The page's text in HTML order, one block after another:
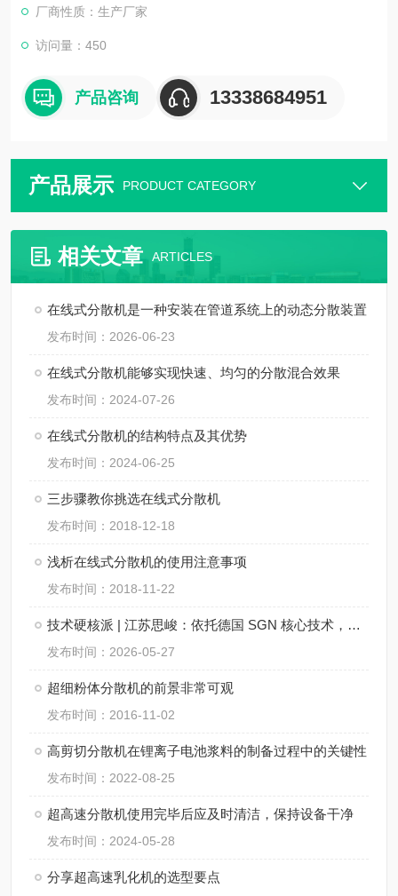
厂商性质：生产厂家
访问量：450
产品咨询 13338684951
产品展示 PRODUCT CATEGORY
相关文章 ARTICLES
在线式分散机是一种安装在管道系统上的动态分散装置
发布时间：2026-06-23
在线式分散机能够实现快速、均匀的分散混合效果
发布时间：2024-07-26
在线式分散机的结构特点及其优势
发布时间：2024-06-25
三步骤教你挑选在线式分散机
发布时间：2018-12-18
浅析在线式分散机的使用注意事项
发布时间：2018-11-22
技术硬核派 | 江苏思峻：依托德国 SGN 核心技术，重新定义在线式乳化机行业新标杆！
发布时间：2026-05-27
超细粉体分散机的前景非常可观
发布时间：2016-11-02
高剪切分散机在锂离子电池浆料的制备过程中的关键性
发布时间：2022-08-25
超高速分散机使用完毕后应及时清洁，保持设备干净
发布时间：2024-05-28
分享超高速乳化机的选型要点